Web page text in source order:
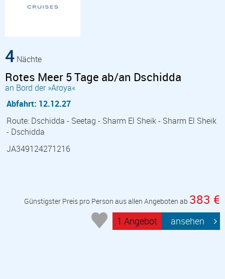
4 Nächte
Rotes Meer 5 Tage ab/an Dschidda
an Bord der »Aroya«
Abfahrt: 12.12.27
Route: Dschidda - Seetag - Sharm El Sheik - Sharm El Sheik
- Dschidda
JA349124271216
Günstigster Preis pro Person aus allen Angeboten ab 383 €
1 Angebot ansehen